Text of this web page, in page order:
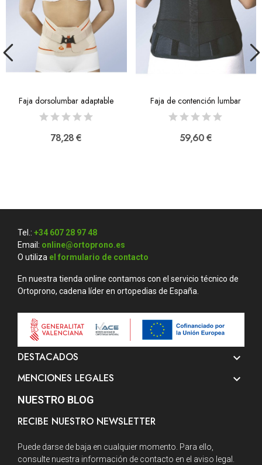
Faja dorsolumbar adaptable
78,28 €
Faja de contención lumbar
59,60 €
Tel.: +34 607 28 97 48
Email: online@ortoprono.es
O utiliza el formulario de contacto
En nuestra tienda online contamos con el servicio técnico de
Ortoprono, cadena líder en ortopedias de España.
DESTACADOS 
MENCIONES LEGALES 
NUESTRO BLOG
RECIBE NUESTRO NEWSLETTER
Puede darse de baja en cualquier momento. Para ello,
consulte nuestra información de contacto en el aviso legal.